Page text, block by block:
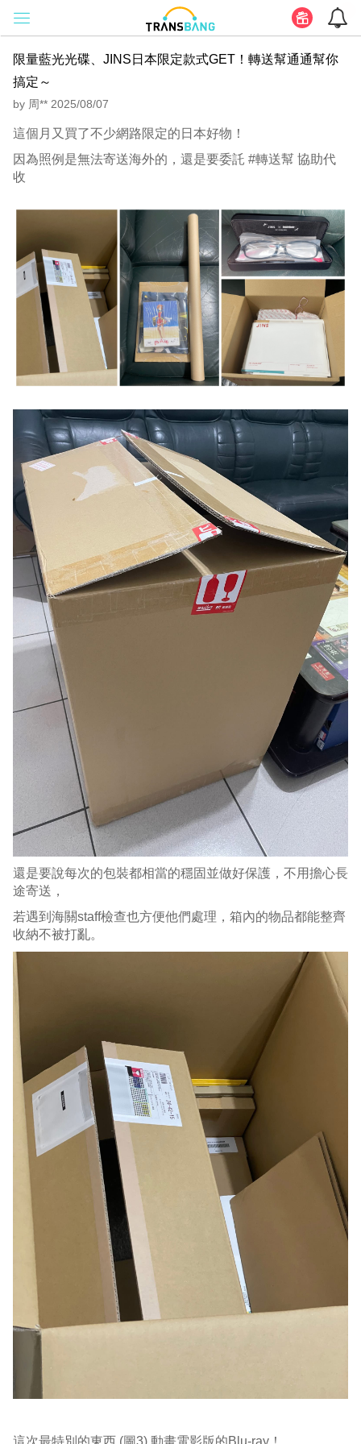
限量藍光光碟、JINS日本限定款式GET！轉送幫通通幫你
搞定～
by 周** 2025/08/07
這個月又買了不少網路限定的日本好物！
因為照例是無法寄送海外的，還是要委託 #轉送幫 協助代
收
還是要說每次的包裝都相當的穩固並做好保護，不用擔心長
途寄送，
若遇到海關staff檢查也方便他們處理，箱內的物品都能整齊
收納不被打亂。
這次最特別的東西 (圖3) 動畫電影版的Blu-ray！